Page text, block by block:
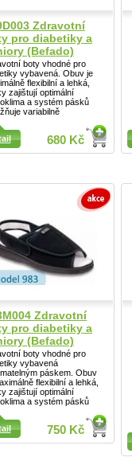
Zdravotní
pro diabetiky a
(Befado)
boty vhodné pro
vybavená. Obuv je
flexibilní a lehká,
zajištují optimální
a systém pásků
variabilně
680 Kč
Zdravotní
pro diabetiky a
(Befado)
boty vhodné pro
vybavená
páskem. Obuv
flexibilní a lehká,
zajištují optimální
a systém pásků
750 Kč